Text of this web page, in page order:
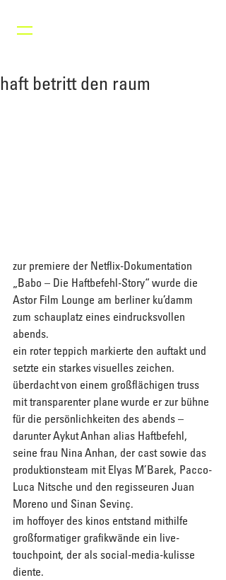
haft betritt den raum
zur premiere der Netflix-Dokumentation
„Babo – Die Haftbefehl-Story“ wurde die
Astor Film Lounge am berliner ku’damm
zum schauplatz eines eindrucksvollen
abends.
ein roter teppich markierte den auftakt und
setzte ein starkes visuelles zeichen.
überdacht von einem großflächigen truss
mit transparenter plane wurde er zur bühne
für die persönlichkeiten des abends –
darunter Aykut Anhan alias Haftbefehl,
seine frau Nina Anhan, der cast sowie das
produktionsteam mit Elyas M’Barek, Pacco-
Luca Nitsche und den regisseuren Juan
Moreno und Sinan Sevinç.
im hoffoyer des kinos entstand mithilfe
großformatiger grafikwände ein live-
touchpoint, der als social-media-kulisse
diente.